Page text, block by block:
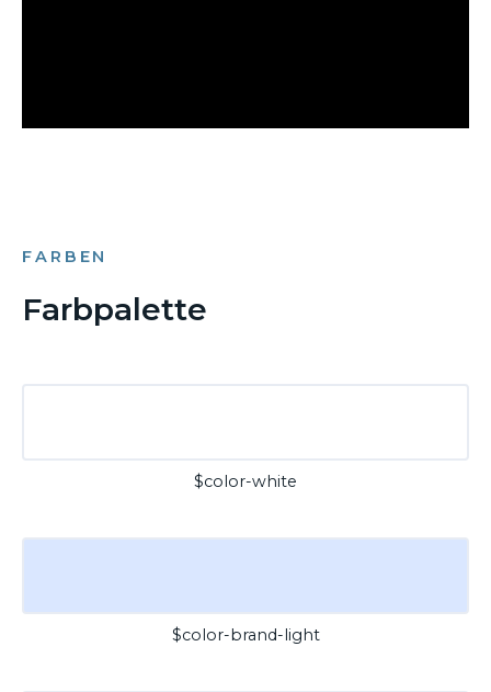
FARBEN
Farbpalette
$color-white
$color-brand-light